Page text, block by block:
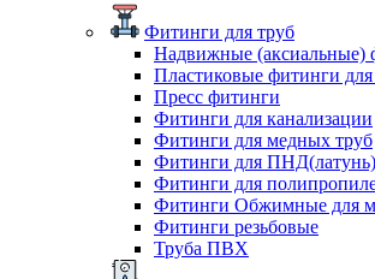
Фитинги для труб
Надвижные (аксиальные)
Пластиковые фитинги
Пресс фитинги
Фитинги для канализации
Фитинги для медных труб
Фитинги для ПНД(латунь)
Фитинги для
Фитинги Обжимные для
Фитинги резьбовые
Труба ПВХ